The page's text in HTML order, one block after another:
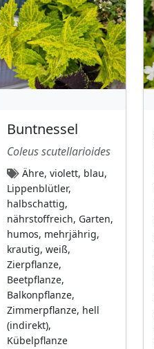
Buntnessel
Coleus scutellarioides
Ähre, violett, blau,
Lippenblütler,
halbschattig,
nährstoffreich, Garten,
humos, mehrjährig,
krautig, weiß,
Zierpflanze,
Beetpflanze,
Balkonpflanze,
Zimmerpflanze, hell
(indirekt),
Kübelpflanze